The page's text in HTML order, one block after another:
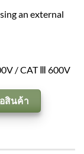
an external
/ CAT Ⅲ 600V
สินค้า